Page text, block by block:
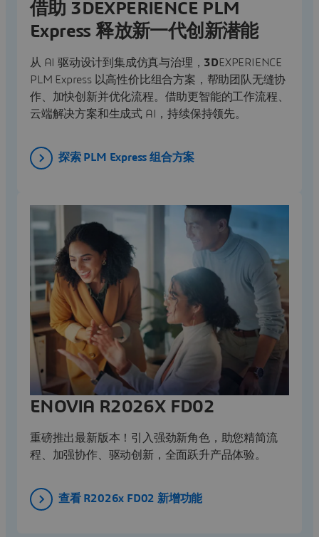
借助 3DEXPERIENCE PLM
Express 释放新一代创新潜能
从 AI 驱动设计到集成仿真与治理， 3DEXPERIENCE
PLM Express 以高性价比组合方案，帮助团队无缝协
作、加快创新并优化流程。借助更智能的工作流程、
云端解决方案和生成式 AI，持续保持领先。
探索 PLM Express 组合方案
ENOVIA R2026X FD02
重磅推出最新版本！引入强劲新角色，助您精简流
程、加强协作、驱动创新，全面跃升产品体验。
查看 R2026x FD02 新增功能